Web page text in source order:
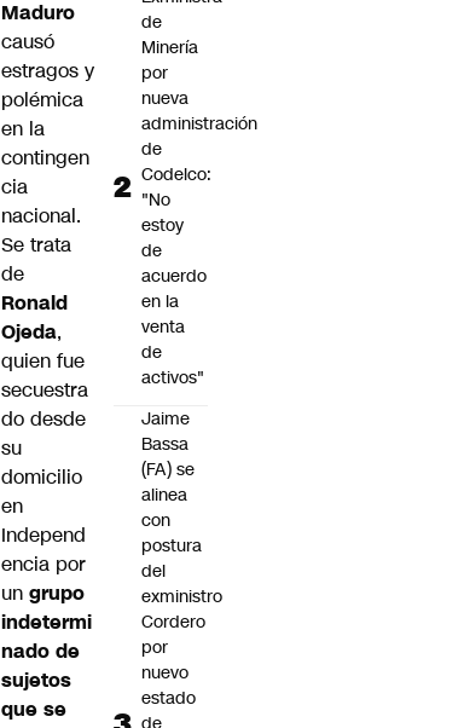
Maduro
causó
estragos y
polémica
en la
contingen
cia
nacional.
Se trata
de
Ronald
Ojeda,
quien fue
secuestra
do desde
su
domicilio
en
Independ
encia por
un grupo
indetermi
nado de
sujetos
que se
de
Minería
por
nueva
administración
de
Codelco:
"No
estoy
de
acuerdo
en la
venta
de
activos"
Jaime
Bassa
(FA) se
alinea
con
postura
del
exministro
Cordero
por
nuevo
estado